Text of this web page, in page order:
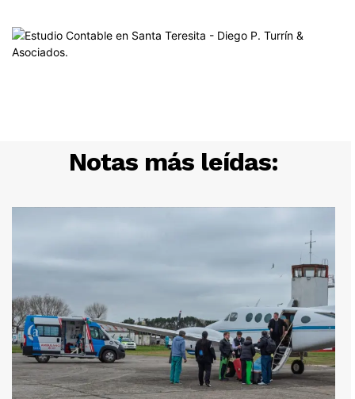
Notas más leídas: